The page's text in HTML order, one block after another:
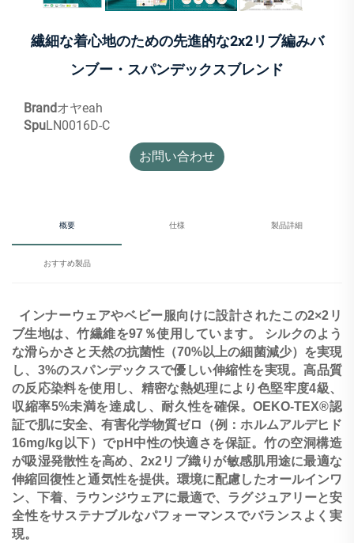
繊細な着心地のための先進的な2x2リブ編みバ
ンブー・スパンデックスブレンド
Brandオヤeah
SpuLN0016D-C
お問い合わせ
概要 仕様 製品詳細
おすすめ製品
インナーウェアやベビー服向けに設計されたこの2×2リ
ブ生地は、竹繊維を97％使用しています。
シルクのよう
な滑らかさと天然の抗菌性（70%以上の細菌減少）を実現
し、3%のスパンデックスで優しい伸縮性を実現。高品質
の反応染料を使用し、精密な熱処理により色堅牢度4級、
収縮率5%未満を達成し、耐久性を確保。OEKO-TEX®認
証で肌に安全、有害化学物質ゼロ（例：ホルムアルデヒド
16mg/kg以下）でpH中性の快適さを保証。竹の空洞構造
が吸湿発散性を高め、2x2リブ織りが敏感肌用途に最適な
伸縮回復性と通気性を提供。環境に配慮したオールインワ
ン、下着、ラウンジウェアに最適で、ラグジュアリーと安
全性をサステナブルなパフォーマンスでバランスよく実
現。